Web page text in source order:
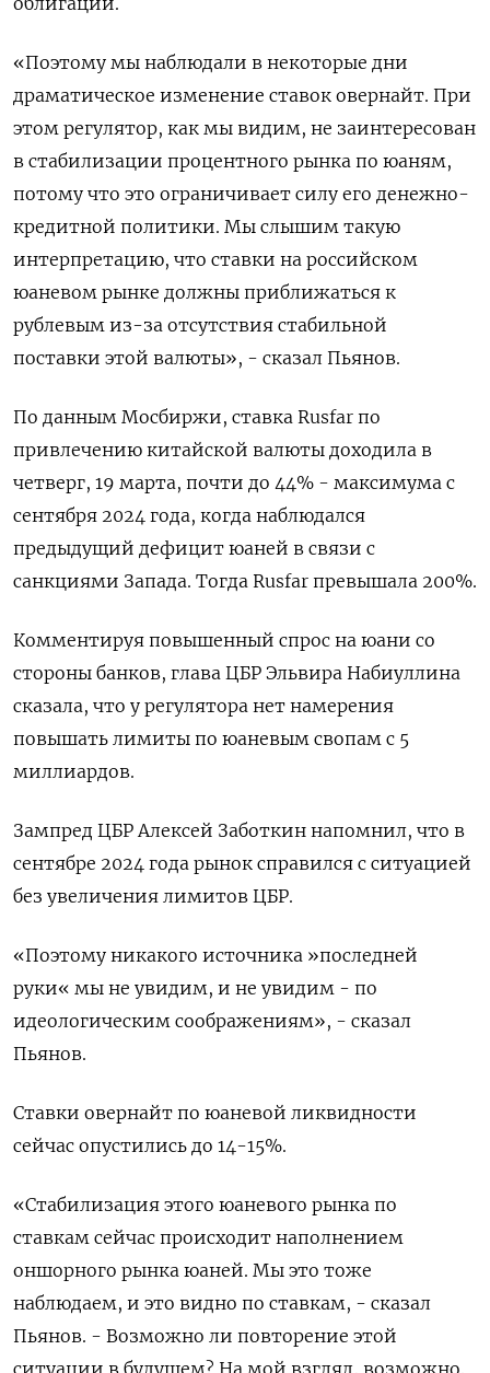
«Поэтому мы наблюдали в некоторые дни
драматическое изменение ставок овернайт. При
этом регулятор, как мы видим, не заинтересован
в стабилизации процентного рынка по ​юаням,
потому что это ограничивает силу ​его денежно-
кредитной политики. Мы слышим ‌такую
интерпретацию, что ставки на российском
юаневом рынке должны приближаться к
рублевым из-за отсутствия стабильной
поставки этой валюты», - сказал Пьянов.
По ​данным Мосбиржи, ставка Rusfar по
привлечению китайской валюты доходила в
четверг, 19 марта, почти до 44% - максимума с
сентября 2024 года, когда наблюдался
предыдущий дефицит юаней в связи с
санкциями Запада. Тогда Rusfar превышала 200%.
Комментируя повышенный спрос на юани со
стороны банков, глава ЦБР Эльвира Набиуллина
сказала, что у регулятора нет намерения
повышать лимиты по юаневым свопам с 5
миллиардов.
Зампред ЦБР Алексей Заботкин напомнил, что в
сентябре 2024 года рынок справился с ситуацией
без увеличения лимитов ЦБР.
«Поэтому никакого источника »последней
руки« мы не увидим, ​и не увидим - по
идеологическим соображениям», - сказал
⁠Пьянов.
Ставки овернайт по юаневой ликвидности
сейчас опустились до 14-15%.
«Стабилизация этого юаневого рынка по
ставкам сейчас происходит наполнением
оншорного рынка юаней. Мы это тоже
наблюдаем, и это видно по ‌ставкам, - сказал
Пьянов. - Возможно ли повторение этой
ситуации в будущем? На мой взгляд, возможно.